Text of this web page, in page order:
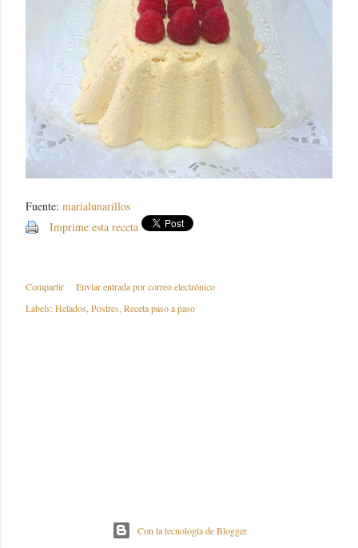
Fuente: marialunarillos
Imprime esta receta
Compartir
Enviar entrada por correo electrónico
Labels:Helados Postres Receta paso a paso
Con la tecnología de Blogger